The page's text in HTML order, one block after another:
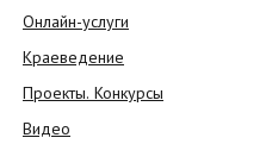
Онлайн-услуги
Краеведение
Проекты. Конкурсы
Видео